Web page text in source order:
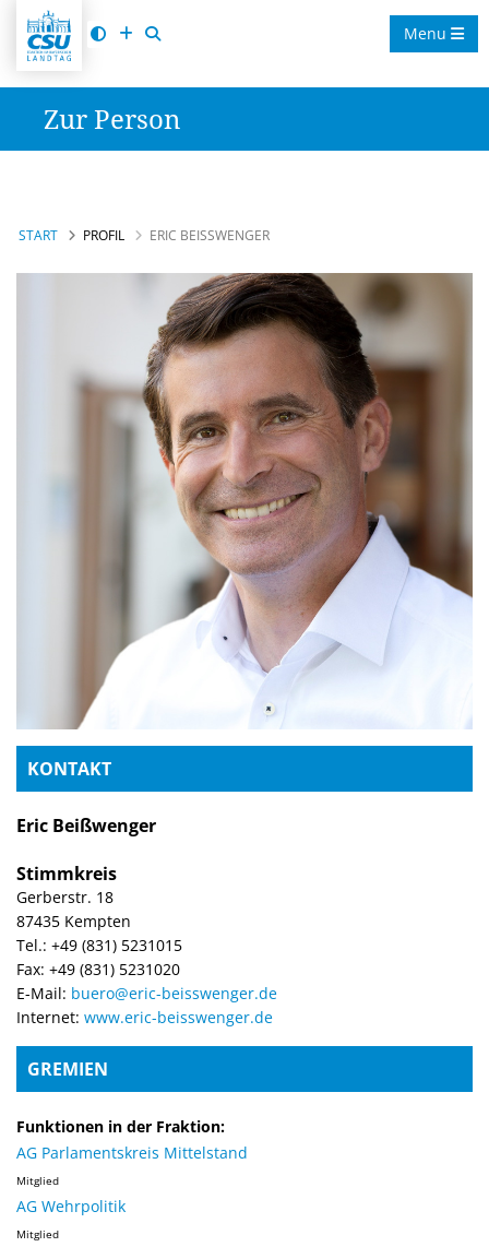
Menu
Zur Person
START PROFIL ERIC BEISSWENGER
KONTAKT
Eric Beißwenger
Stimmkreis
Gerberstr. 18
87435 Kempten
Tel.: +49 (831) 5231015
Fax: +49 (831) 5231020
E-Mail: buero@eric-beisswenger.de
Internet: www.eric-beisswenger.de
GREMIEN
Funktionen in der Fraktion:
AG Parlamentskreis Mittelstand
Mitglied
AG Wehrpolitik
Mitglied